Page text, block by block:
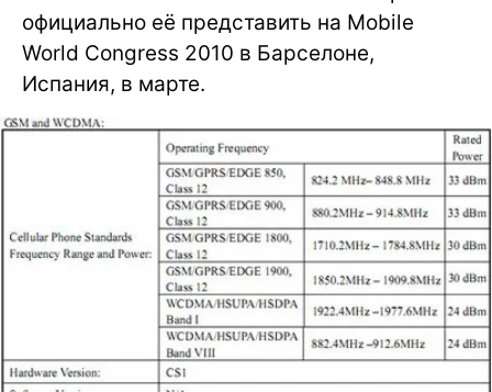
официально её представить на Mobile
World Congress 2010 в Барселоне,
Испания, в марте.